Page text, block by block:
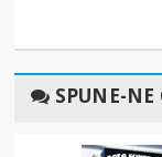
SPUNE-